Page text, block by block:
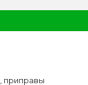
приправы